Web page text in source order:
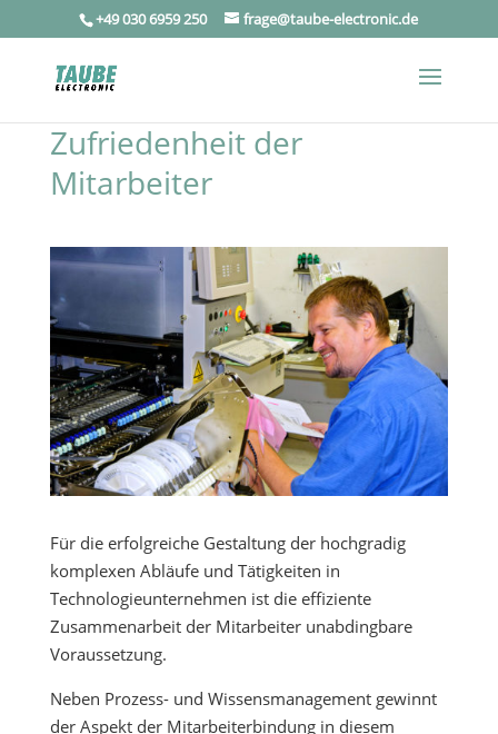
+49 030 6959 250 frage@taube-electronic.de
Zufriedenheit der
Mitarbeiter
Für die erfolgreiche Gestaltung der hochgradig
komplexen Abläufe und Tätigkeiten in
Technologieunternehmen ist die effiziente
Zusammenarbeit der Mitarbeiter unabdingbare
Voraussetzung.
Neben Prozess- und Wissensmanagement gewinnt
der Aspekt der Mitarbeiterbindung in diesem